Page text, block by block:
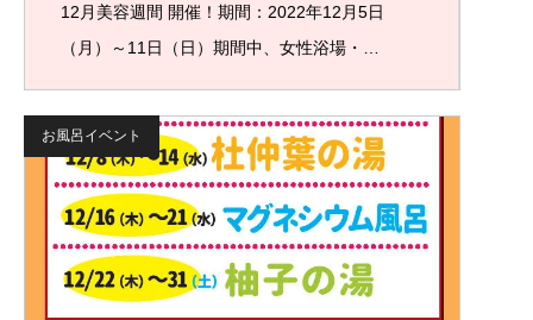
12月美容週間 開催！期間：2022年12月5日
（月）～11日（日）期間中、女性浴場・…
お風呂イベント